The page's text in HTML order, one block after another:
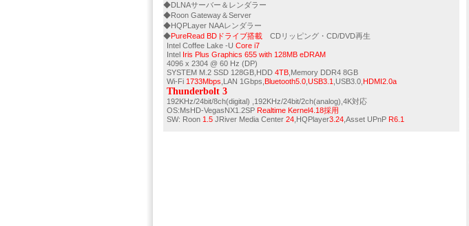
◆DLNAサーバー＆レンダラー
◆Roon Gateway＆Server
◆HQPLayer NAAレンダラー
◆PureRead BDドライブ搭載 CDリッピング・CD/DVD再生
Intel Coffee Lake -U Core i7
Intel Iris Plus Graphics 655 with 128MB eDRAM
4096 x 2304 @ 60 Hz (DP)
SYSTEM M.2 SSD 128GB,HDD 4TB ,Memory DDR4 8GB
Wi-Fi 1733Mbps ,LAN 1Gbps, Bluetooth5.0 USB3.1 ,USB3.0, HDMI2.0a
Thunderbolt 3
192KHz/24bit/8ch(digital) ,192KHz/24bit/2ch(analog),4K対応
OS:MsHD-VegasNX1.2SP Realtime Kernel4.18採用
SW: Roon 1.5 JRiver Media Center 24 ,HQPlayer3.24 ,Asset UPnP R6.1